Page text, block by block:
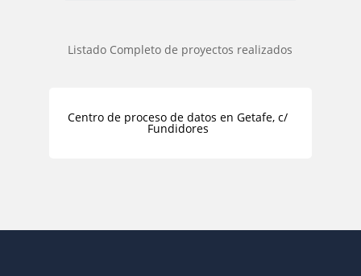
Listado Completo de proyectos realizados
Centro de proceso de datos en Getafe, c/
Fundidores